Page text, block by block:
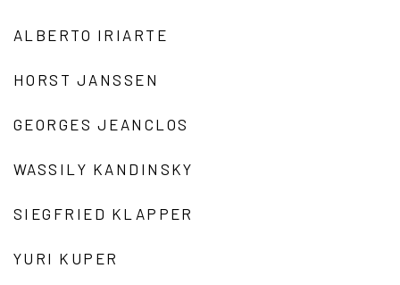
ALBERTO IRIARTE
HORST JANSSEN
GEORGES JEANCLOS
WASSILY KANDINSKY
SIEGFRIED KLAPPER
YURI KUPER